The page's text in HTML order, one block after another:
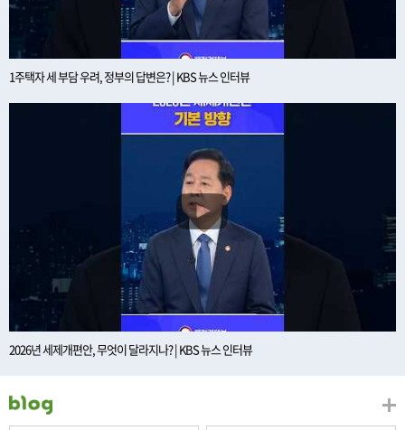
1주택자 세 부담 우려, 정부의 답변은? | KBS 뉴스 인터뷰
2026년 세제개편안, 무엇이 달라지나? | KBS 뉴스 인터뷰